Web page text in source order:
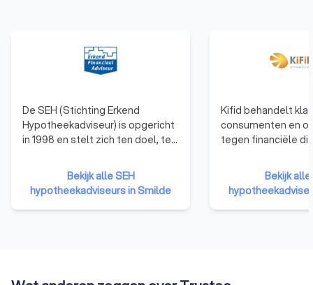
De SEH (Stichting Erkend
Hypotheekadviseur) is opgericht
in 1998 en stelt zich ten doel, ten
aan de consument, de
voorwaarden voor de financieel
adviseur te scheppen om zijn
vakbekwaamheid op een hoger
Bekijk alle SEH
hypotheekadviseurs in Smilde
Kifid behandelt
consumenten en
tegen financiële
klachteninstituut.
adviseurs en
aangesloten bij
Bekijk